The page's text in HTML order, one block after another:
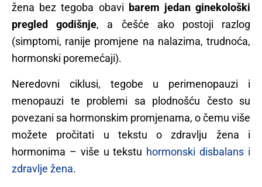
žena bez tegoba obavi barem jedan ginekološki
pregled godišnje, a češće ako postoji razlog
(simptomi, ranije promjene na nalazima, trudnoća,
hormonski poremećaji).
Neredovni ciklusi, tegobe u perimenopauzi i
menopauzi te problemi sa plodnošću često su
povezani sa hormonskim promjenama, o čemu više
možete pročitati u tekstu o zdravlju žena i
hormonima – više u tekstu hormonski disbalans i
zdravlje žena.